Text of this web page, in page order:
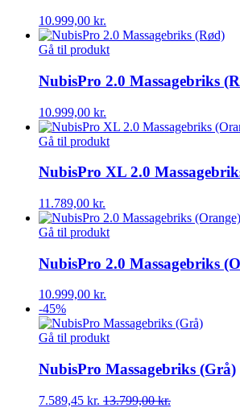
10.999,00 kr.
Gå til produkt
NubisPro 2.0 Massagebriks
10.999,00 kr.
Gå til produkt
NubisPro XL 2.0
11.789,00 kr.
Gå til produkt
NubisPro 2.0 Massagebriks
10.999,00 kr.
-45%
Gå til produkt
NubisPro Massagebriks (Grå)
7.589,45 kr. 13.799,00kr.